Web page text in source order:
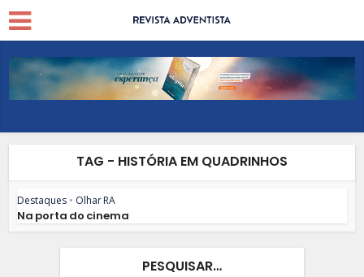
TAG - HISTÓRIA EM QUADRINHOS
Destaques • Olhar RA
Na porta do cinema
PESQUISAR…